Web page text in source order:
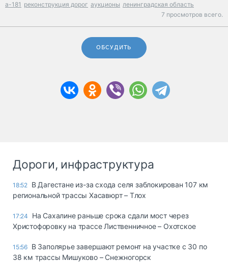
а-181 реконструкция дорог аукционы ленинградская область
7 просмотров всего.
ОБСУДИТЬ
Дороги, инфраструктура
18:52 В Дагестане из-за схода селя заблокирован 107 км
региональной трассы Хасавюрт – Тлох
17:24
На Сахалине раньше срока сдали мост через
Христофоровку на трассе Лиственничное – Охотское
15:56 В Заполярье завершают ремонт на участке с 30 по
38 км трассы Мишуково – Снежногорск